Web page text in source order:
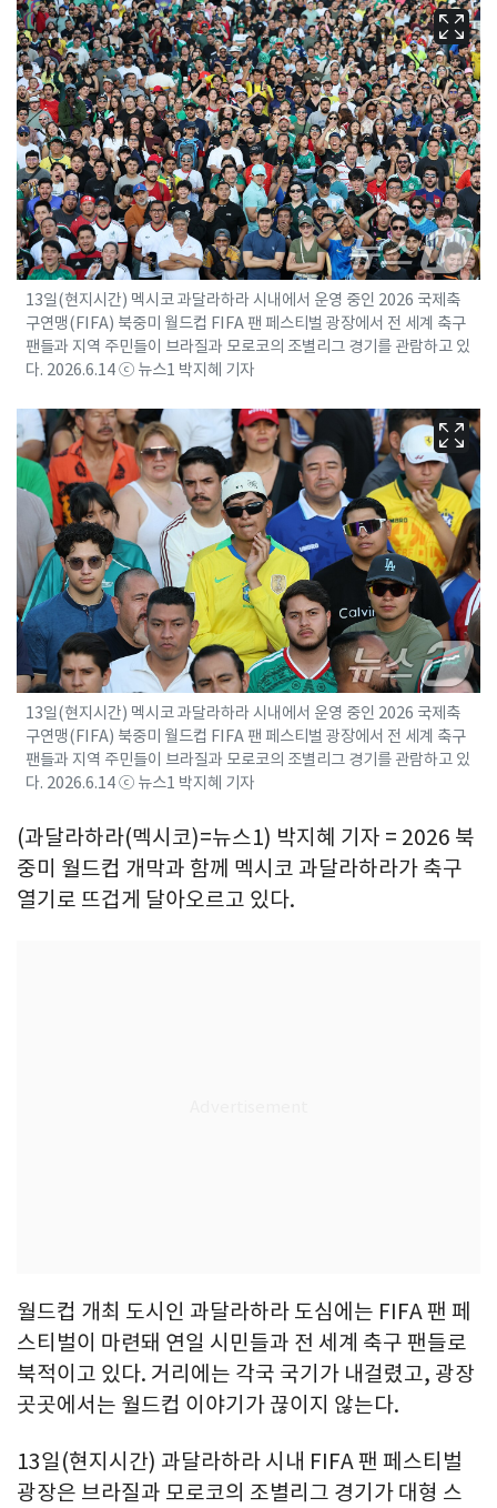
13일(현지시간) 멕시코 과달라하라 시내에서 운영 중인 2026 국제축
구연맹(FIFA) 북중미 월드컵 FIFA 팬 페스티벌 광장에서 전 세계 축구
팬들과 지역 주민들이 브라질과 모로코의 조별리그 경기를 관람하고 있
다. 2026.6.14 ⓒ 뉴스1 박지혜 기자
13일(현지시간) 멕시코 과달라하라 시내에서 운영 중인 2026 국제축
구연맹(FIFA) 북중미 월드컵 FIFA 팬 페스티벌 광장에서 전 세계 축구
팬들과 지역 주민들이 브라질과 모로코의 조별리그 경기를 관람하고 있
다. 2026.6.14 ⓒ 뉴스1 박지혜 기자
(과달라하라(멕시코)=뉴스1) 박지혜 기자 = 2026 북
중미 월드컵 개막과 함께 멕시코 과달라하라가 축구
열기로 뜨겁게 달아오르고 있다.
월드컵 개최 도시인 과달라하라 도심에는 FIFA 팬 페
스티벌이 마련돼 연일 시민들과 전 세계 축구 팬들로
북적이고 있다. 거리에는 각국 국기가 내걸렸고, 광장
곳곳에서는 월드컵 이야기가 끊이지 않는다.
13일(현지시간) 과달라하라 시내 FIFA 팬 페스티벌
광장은 브라질과 모로코의 조별리그 경기가 대형 스